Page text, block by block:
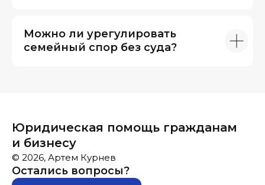
Можно ли урегулировать
семейный спор без суда?
Юридическая помощь гражданам
и бизнесу
© 2026, Артем Курнев
Остались вопросы?